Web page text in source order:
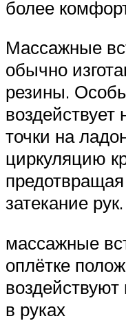
более
Массажные
обычно
резины.
точки на
циркуляцию
затекание рук.
массажные
оплётке
в руках